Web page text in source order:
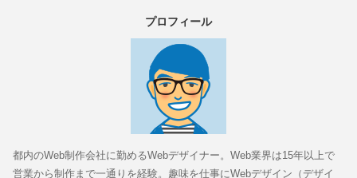
プロフィール
都内のWeb制作会社に勤めるWebデザイナー。Web業界は15年以上で
営業から制作まで一通りを経験。趣味を仕事にWebデザイン（デザイ